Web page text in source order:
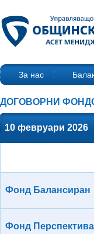
За нас
ДОГОВОРНИ
10 февруари 2026
Фонд Балансиран
Фонд Перспектива